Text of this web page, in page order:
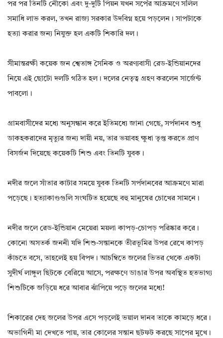
পর পর তিনটি নৌকো এবং দু-দুটি পিয়ন যখন সর্পের আক্রমণে সলিল
সমাধি লাভ করল, তখন রাজ্য সরকার উদবিগ্ন হয়ে পড়লেন। সাপটাকে
হত্যা করার জন্য নিযুক্ত হল একটি শিকারি দল।
সীমান্তরক্ষী কয়েক জন শ্বেতাঙ্গ সৈনিক ও অরণ্যবাসী রেড-ইন্ডিয়ানদের
নিয়ে এই ছোটো দলটি গঠিত হল। দলের নেতৃত্ব গ্রহণ করলেন সার্জেন্ট
পাবলো।
গ্রামবাসীদের মধ্যে অনুসন্ধান করে ইতিমধ্যে জানা গেছে, সর্পদানব শুধু
ডাকহকরাদের মৃত্যুর জন্য দায়ী নয়, তার ভয়াবহ ক্ষুধা তৃপ্ত করতে প্রাণ
বিসর্জন দিয়েছে কয়েকটি শিশু এবং তিনটি যুবক।
নদীর জলে সাঁতার কাটার সময়ে যুবক তিনটি সর্পদানবের আক্রমণে মারা
পড়েছে। হত্যাকাণ্ডগুলি সংঘটিত হয়েছে বহু মানুষের চোখের সামনে।
নদীর জলে রেড-ইন্ডিয়ান মেয়েরা ময়লা কাপড়-চোপড় পরিষ্কার করে।
কোনো অসতর্ক জননী যদি শিশু-সন্তানকে তীরভূমির উপর রেখে কাপড়
কাঁচতে বসে, তাহলেই হয় বিপদ। আচম্বিতে জলের ভিতর থেকে একটা
সুদীর্ঘ লাঙ্গুল ছিটকে বেরিয়ে আসে, পরক্ষণে ডাঙার উপর অবস্থিত হতভাগ্য
শিশুটিকে জড়িয়ে ধরে আবার ঝাঁপিয়ে পড়ে জলের মধ্যে!
শিকারের দেহ জলের উপর এসে পড়লেই ভয়াল দানব তাকে কামড়ে ধরে।
অভাগিনী মা দেখতে পায়, তার কোলের সন্তান ছটফট করছে সাপের মুখে।